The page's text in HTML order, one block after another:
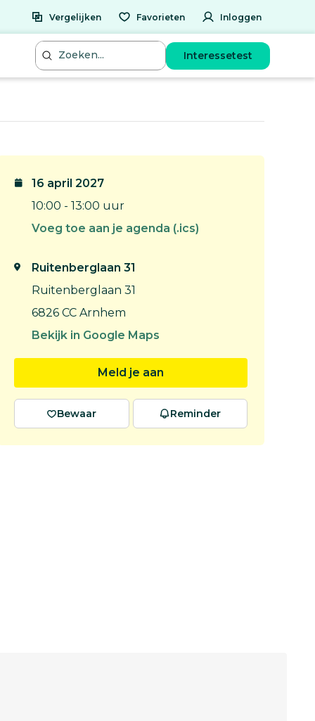
Vergelijken Favorieten Inloggen
Interessetest
16 april 2027
10:00 - 13:00 uur
Voeg toe aan je agenda (.ics)
Ruitenberglaan 31
Ruitenberglaan 31
6826 CC Arnhem
Bekijk in Google Maps
Meld je aan
Bewaar Reminder